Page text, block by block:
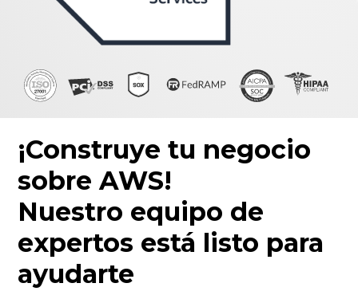
¡Construye tu negocio
sobre AWS!
Nuestro equipo de
expertos está listo para
ayudarte